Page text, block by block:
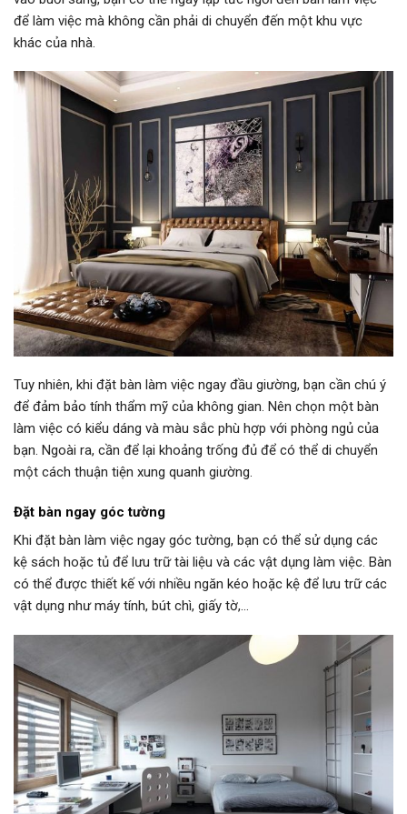
để làm việc mà không cần phải di chuyển đến một khu vực
khác của nhà.
Tuy nhiên, khi đặt bàn làm việc ngay đầu giường, bạn cần chú ý
để đảm bảo tính thẩm mỹ của không gian. Nên chọn một bàn
làm việc có kiểu dáng và màu sắc phù hợp với phòng ngủ của
bạn. Ngoài ra, cần để lại khoảng trống đủ để có thể di chuyển
một cách thuận tiện xung quanh giường.
Đặt bàn ngay góc tường
Khi đặt bàn làm việc ngay góc tường, bạn có thể sử dụng các
kệ sách hoặc tủ để lưu trữ tài liệu và các vật dụng làm việc. Bàn
có thể được thiết kế với nhiều ngăn kéo hoặc kệ để lưu trữ các
vật dụng như máy tính, bút chì, giấy tờ,…